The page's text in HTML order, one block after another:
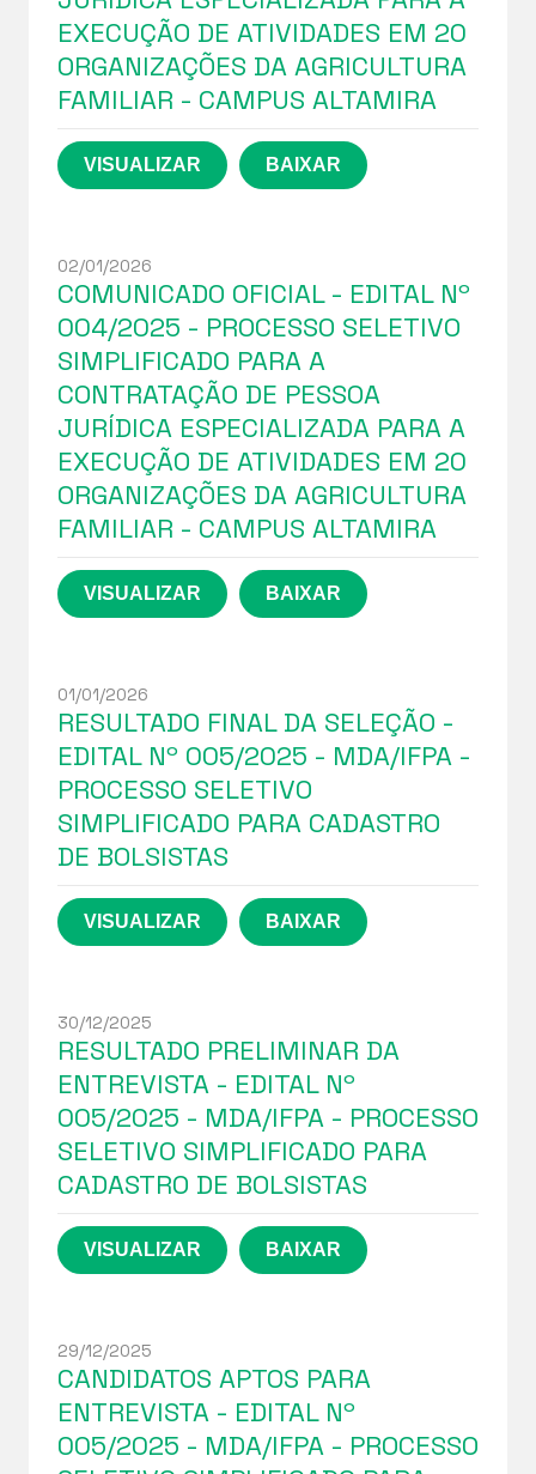
EXECUÇÃO DE ATIVIDADES EM 20
ORGANIZAÇÕES DA AGRICULTURA
FAMILIAR - CAMPUS ALTAMIRA
02/01/2026
COMUNICADO OFICIAL - EDITAL Nº
004/2025 - PROCESSO SELETIVO
SIMPLIFICADO PARA A
CONTRATAÇÃO DE PESSOA
JURÍDICA ESPECIALIZADA PARA A
EXECUÇÃO DE ATIVIDADES EM 20
ORGANIZAÇÕES DA AGRICULTURA
FAMILIAR - CAMPUS ALTAMIRA
01/01/2026
RESULTADO FINAL DA SELEÇÃO -
EDITAL Nº 005/2025 - MDA/IFPA -
PROCESSO SELETIVO
SIMPLIFICADO PARA CADASTRO
DE BOLSISTAS
30/12/2025
RESULTADO PRELIMINAR DA
ENTREVISTA - EDITAL Nº
005/2025 - MDA/IFPA - PROCESSO
SELETIVO SIMPLIFICADO PARA
CADASTRO DE BOLSISTAS
29/12/2025
CANDIDATOS APTOS PARA
ENTREVISTA - EDITAL Nº
005/2025 - MDA/IFPA - PROCESSO